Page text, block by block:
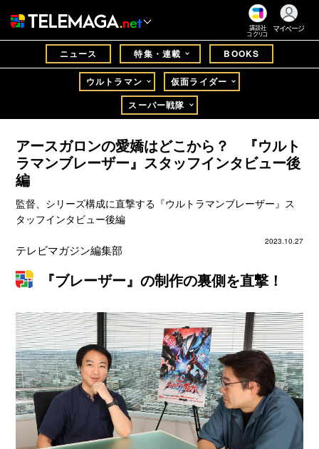
講談社
コクリコ
マイページ
ニュース 特集・連載 BOOKS
ウルトラマン
仮面ライダー
スーパー戦隊
アースガロンの愛嬌はどこから？ 『ウルト
ラマンブレーザー』スタッフインタビュー後
編
監督、シリーズ構成に直撃する『ウルトラマンブレーザー』ス
タッフインタビュー後編
2023.10.27
テレビマガジン編集部
『ブレーザー』の制作の裏側を直撃！